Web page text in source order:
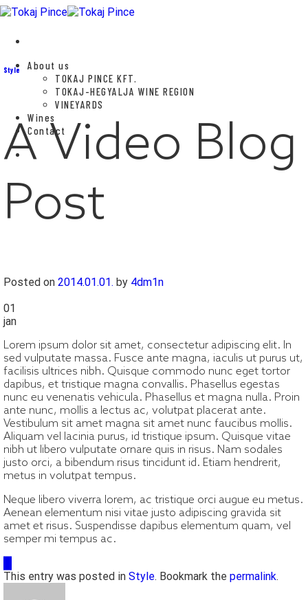
Skip
to
About us
TOKAJ PINCE KFT.
TOKAJ-HEGYALJA WINE REGION
VINEYARDS
Wines
Contact
Style
A Video Blog
Post
Posted on 2014.01.01. by 4dm1n
01
jan
Lorem ipsum dolor sit amet, consectetur adipiscing elit. In
sed vulputate massa. Fusce ante magna, iaculis ut purus ut,
facilisis ultrices nibh. Quisque commodo nunc eget tortor
dapibus, et tristique magna convallis. Phasellus egestas
nunc eu venenatis vehicula. Phasellus et magna nulla. Proin
ante nunc, mollis a lectus ac, volutpat placerat ante.
Vestibulum sit amet magna sit amet nunc faucibus mollis.
Aliquam vel lacinia purus, id tristique ipsum. Quisque vitae
nibh ut libero vulputate ornare quis in risus. Nam sodales
justo orci, a bibendum risus tincidunt id. Etiam hendrerit,
metus in volutpat tempus.
Neque libero viverra lorem, ac tristique orci augue eu metus.
Aenean elementum nisi vitae justo adipiscing gravida sit
amet et risus. Suspendisse dapibus elementum quam, vel
semper mi tempus ac.
This entry was posted in Style. Bookmark the permalink.